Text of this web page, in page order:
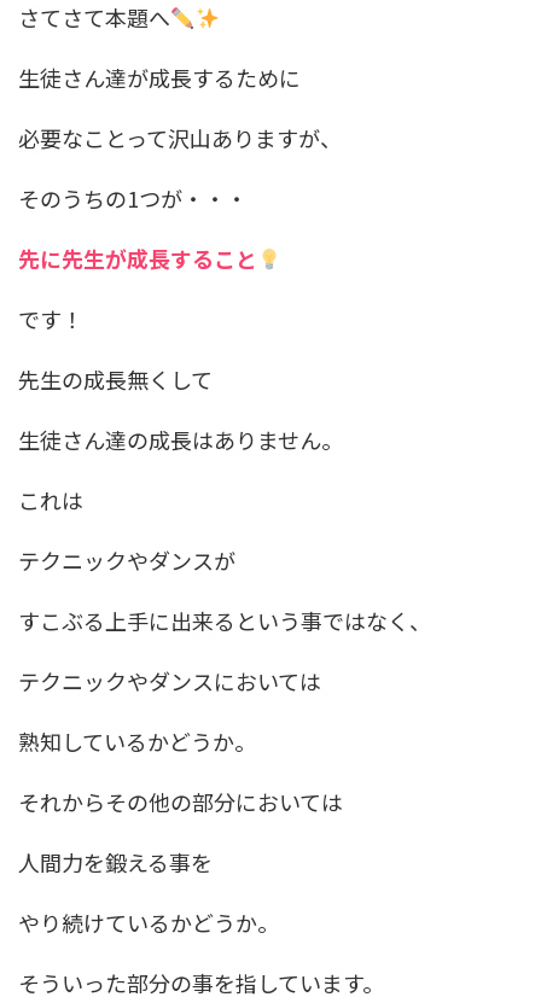
さてさて本題へ
生徒さん達が成長するために
必要なことって沢山ありますが、
そのうちの1つが・・・
先に先生が成長すること
です！
先生の成長無くして
生徒さん達の成長はありません。
これは
テクニックやダンスが
すこぶる上手に出来るという事ではなく、
テクニックやダンスにおいては
熟知しているかどうか。
それからその他の部分においては
人間力を鍛える事を
やり続けているかどうか。
そういった部分の事を指しています。